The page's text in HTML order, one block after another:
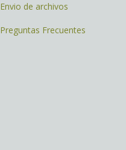
Envio de archivos
Preguntas Frecuentes